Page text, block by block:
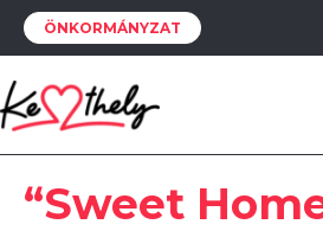
ÖNKORMÁNYZAT
“Sweet